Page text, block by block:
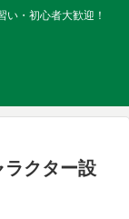
・初心者大歓迎！
ラクター設